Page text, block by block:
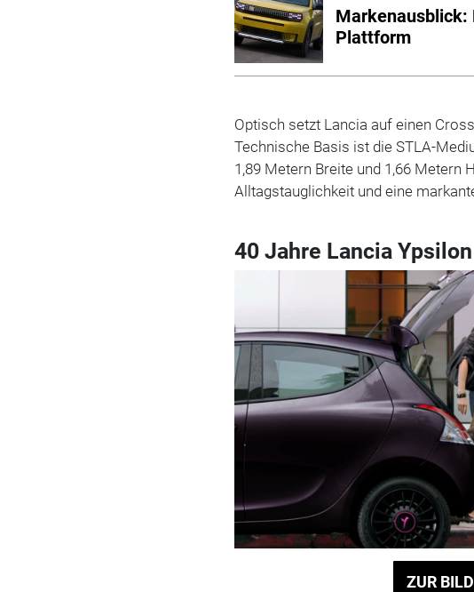
Markenausblick:
Plattform
Optisch setzt Lancia auf einen
Technische Basis ist die STLA-
1,89 Metern Breite und 1,66 Metern
Alltagstauglichkeit und eine
40 Jahre Lancia Ypsilon
ZUR